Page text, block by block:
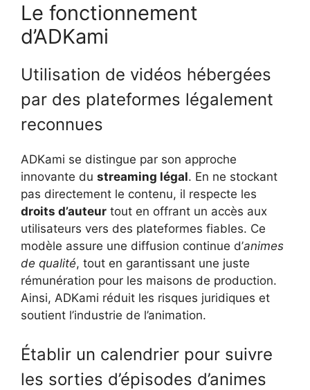
Le fonctionnement
d’ADKami
Utilisation de vidéos hébergées
par des plateformes légalement
reconnues
ADKami se distingue par son approche
innovante du streaming légal. En ne stockant
pas directement le contenu, il respecte les
droits d’auteur tout en offrant un accès aux
utilisateurs vers des plateformes fiables. Ce
modèle assure une diffusion continue d’animes
de qualité, tout en garantissant une juste
rémunération pour les maisons de production.
Ainsi, ADKami réduit les risques juridiques et
soutient l’industrie de l’animation.
Établir un calendrier pour suivre
les sorties d’épisodes d’animes